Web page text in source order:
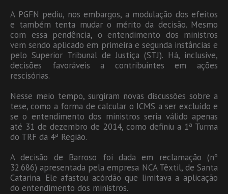
A PGFN pediu, nos embargos, a modulação dos efeitos
e também tenta mudar o mérito da decisão. Mesmo
com essa pendência, o entendimento dos ministros
vem sendo aplicado em primeira e segunda instâncias e
pelo Superior Tribunal de Justiça (STJ). Há, inclusive,
decisões favoráveis a contribuintes em ações
rescisórias.
Nesse meio tempo, surgiram novas discussões sobre a
tese, como a forma de calcular o ICMS a ser excluído e
se o entendimento dos ministros seria válido apenas
até 31 de dezembro de 2014, como definiu a 1ª Turma
do TRF da 4ª Região.
A decisão de Barroso foi dada em reclamação (nº
32.686) apresentada pela empresa NCA Têxtil, de Santa
Catarina. Ele afastou acórdão que limitava a aplicação
do entendimento dos ministros.